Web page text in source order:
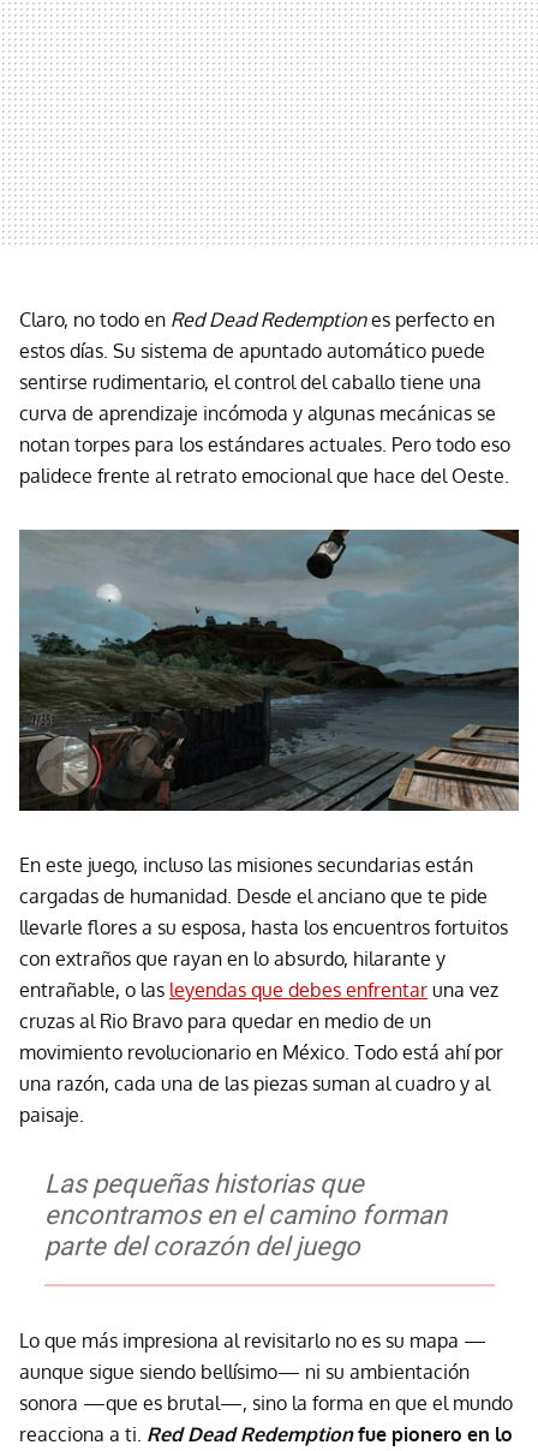
Claro, no todo en Red Dead Redemptiones perfecto en
estos días. Su sistema de apuntado automático puede
sentirse rudimentario, el control del caballo tiene una
curva de aprendizaje incómoda y algunas mecánicas se
notan torpes para los estándares actuales. Pero todo eso
palidece frente al retrato emocional que hace del Oeste.
En este juego, incluso las misiones secundarias están
cargadas de humanidad. Desde el anciano que te pide
llevarle flores a su esposa, hasta los encuentros fortuitos
con extraños que rayan en lo absurdo, hilarante y
entrañable, o las leyendas que debes enfrentar una vez
cruzas al Rio Bravo para quedar en medio de un
movimiento revolucionario en México. Todo está ahí por
una razón, cada una de las piezas suman al cuadro y al
paisaje.
Las pequeñas historias que
encontramos en el camino forman
parte del corazón del juego
Lo que más impresiona al revisitarlo no es su mapa —
aunque sigue siendo bellísimo— ni su ambientación
sonora —que es brutal—, sino la forma en que el mundo
reacciona a ti. Red Dead Redemptionfue pionero en lo